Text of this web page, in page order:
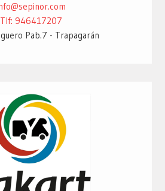
Tlf: 946417207
Pab.7 - Trapagarán